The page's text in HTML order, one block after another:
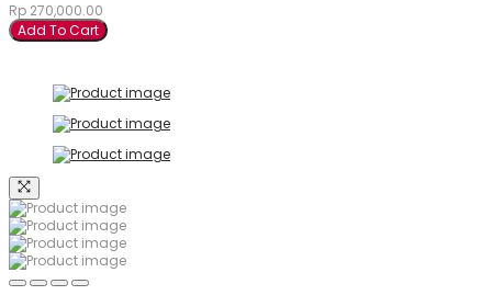
Rp 270,000.00
Add To Cart